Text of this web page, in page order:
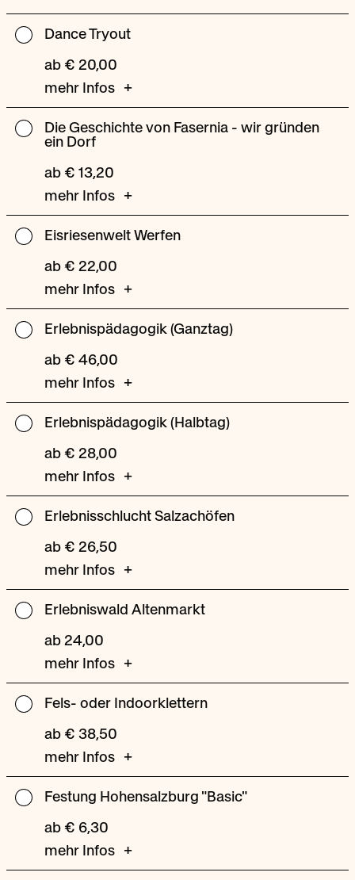
Dance
Tryout
Dance Tryout
ab € 20,00
mehr Infos
Die
Geschichte
von
Fasernia
wir
ein
Dorf
Die Geschichte von Fasernia - wir gründen
ein Dorf
ab € 13,20
mehr Infos
Eisriesenwelt
Werfen
Eisriesenwelt Werfen
ab € 22,00
mehr Infos
Erlebnispädagogik
(Ganztag)
Erlebnispädagogik (Ganztag)
ab € 46,00
mehr Infos
Erlebnispädagogik
(Halbtag)
Erlebnispädagogik (Halbtag)
ab € 28,00
mehr Infos
Erlebnisschlucht
Salzachöfen
Erlebnisschlucht Salzachöfen
ab € 26,50
mehr Infos
Erlebniswald
Altenmarkt
Erlebniswald Altenmarkt
ab 24,00
mehr Infos
Fels-
oder
Indoorklettern
Fels- oder Indoorklettern
ab € 38,50
mehr Infos
Festung
Hohensalzburg
Festung Hohensalzburg "Basic"
ab € 6,30
mehr Infos